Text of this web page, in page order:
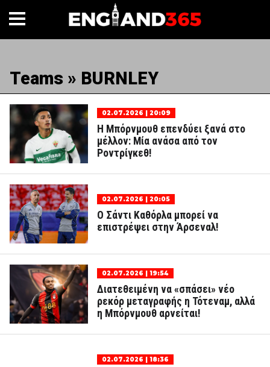
Teams » BURNLEY
02.07.2026 | 20:09
Η Μπόρνμουθ επενδύει ξανά στο
μέλλον: Μία ανάσα από τον
Ροντρίγκεθ!
02.07.2026 | 20:05
Ο Σάντι Καθόρλα μπορεί να
επιστρέψει στην Άρσεναλ!
02.07.2026 | 19:54
Διατεθειμένη να «σπάσει» νέο
ρεκόρ μεταγραφής η Τότεναμ, αλλά
η Μπόρνμουθ αρνείται!
02.07.2026 | 18:36